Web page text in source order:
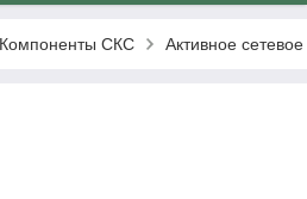
Компоненты СКС Активное